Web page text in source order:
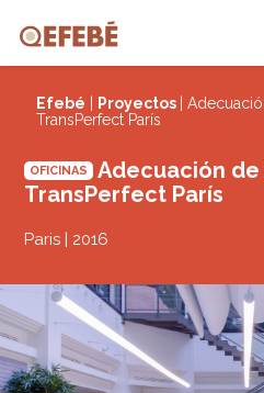
Efebé Proyectos
|
TransPerfect París
OFICINAS
Adecuación
TransPerfect París
Paris | 2016